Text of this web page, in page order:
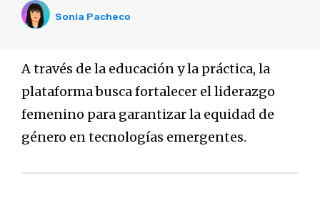
Sonia Pacheco
A través de la educación y la práctica, la
plataforma busca fortalecer el liderazgo
femenino para garantizar la equidad de
género en tecnologías emergentes.